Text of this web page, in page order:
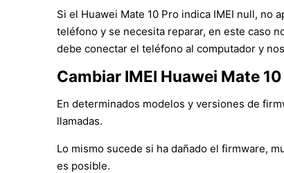
Si el Huawei Mate 10 Pro indica IMEI null, no
teléfono y se necesita reparar, en este caso
debe conectar el teléfono al computador y
Cambiar IMEI Huawei Mate 10
En determinados modelos y versiones de
llamadas.
Lo mismo sucede si ha dañado el firmware,
es posible.